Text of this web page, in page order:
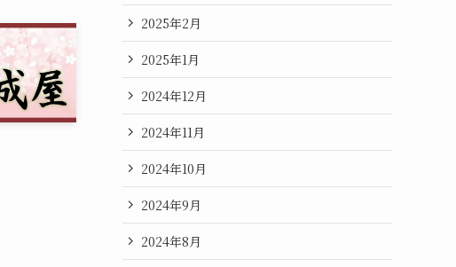
2025年2月
2025年1月
2024年12月
2024年11月
2024年10月
2024年9月
2024年8月